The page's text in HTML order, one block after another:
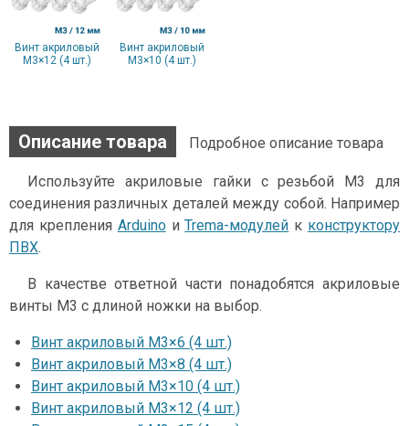
Винт акриловый
М3×12 (4 шт.)
Винт акриловый
М3×10 (4 шт.)
Описание товара Подробное описание товара
Используйте акриловые гайки с резьбой М3 для
соединения различных деталей между собой. Например
для крепления ArduinoиTrema-модулей к конструктору
ПВХ.
В качестве ответной части понадобятся акриловые
винты М3 с длиной ножки на выбор.
Винт акриловый М3×6 (4 шт.)
Винт акриловый М3×8 (4 шт.)
Винт акриловый М3×10 (4 шт.)
Винт акриловый М3×12 (4 шт.)